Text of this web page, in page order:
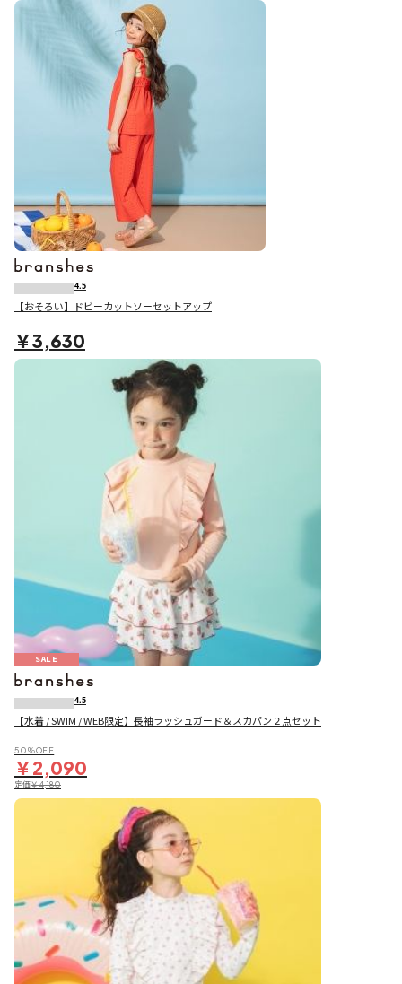
4.5
【おそろい】ドビーカットソーセットアップ
￥3,630
SALE
4.5
【水着 / SWIM / WEB限定】長袖ラッシュガード＆スカパン２点セット
50％OFF
￥2,090
定価￥4,180